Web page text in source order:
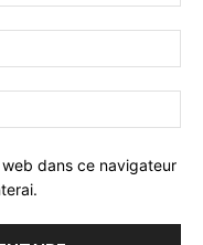
dans ce navigateur